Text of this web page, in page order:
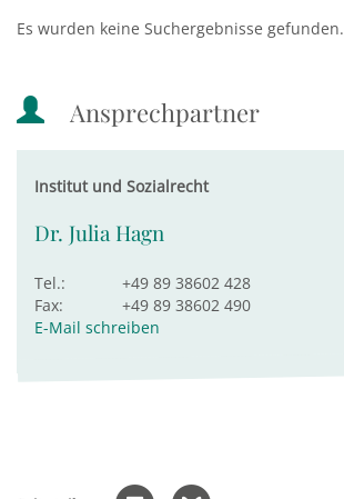
Es wurden keine Suchergebnisse gefunden.
Ansprechpartner
Institut und Sozialrecht
Dr. Julia Hagn
Tel.:
+49 89 38602 428
Fax:
+49 89 38602 490
E-Mail schreiben